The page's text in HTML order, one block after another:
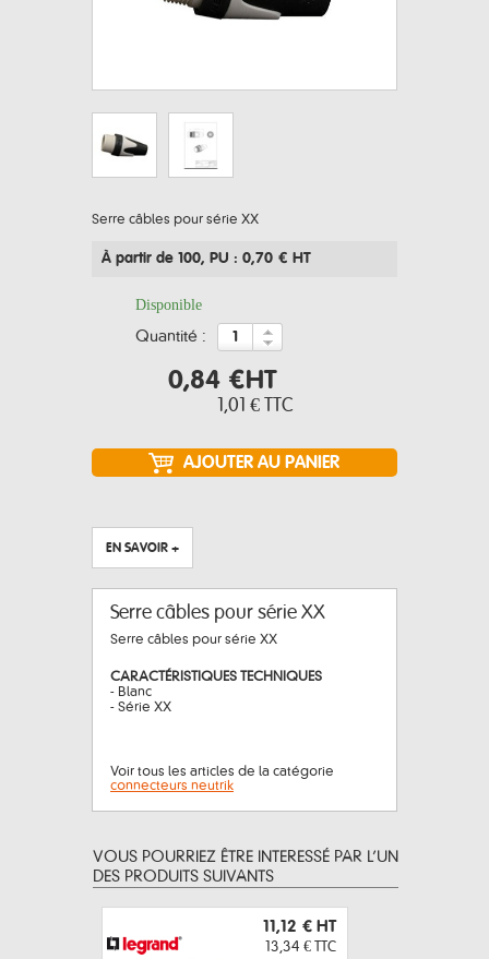
Serre câbles pour série XX
À partir de 100, PU : 0,70 € HT
Disponible
quantité :
0,84 €HT
1,01 € TTC
EN SAVOIR +
Serre câbles pour série XX
Serre câbles pour série XX
CARACTÉRISTIQUES TECHNIQUES
- Blanc
- Série XX
Voir tous les articles de la catégorie
connecteurs neutrik
VOUS POURRIEZ ÊTRE INTERESSÉ PAR L’UN
DES PRODUITS SUIVANTS
11,12 € HT
13,34 € TTC